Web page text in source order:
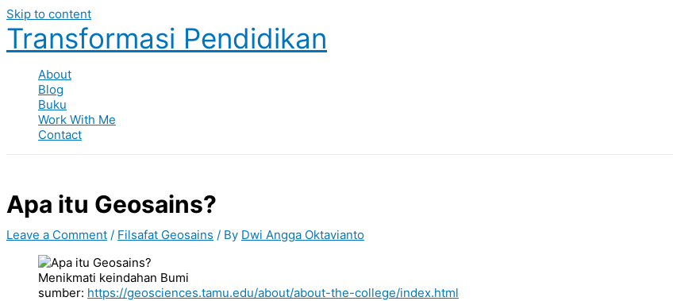
Skip to content
Transformasi Pendidikan
About
Blog
Buku
Work With Me
Contact
Apa itu Geosains?
Leave a Comment / Filsafat Geosains / By Dwi Angga Oktavianto
Menikmati keindahan Bumi
sumber: https://geosciences.tamu.edu/about/about-the-college/index.html